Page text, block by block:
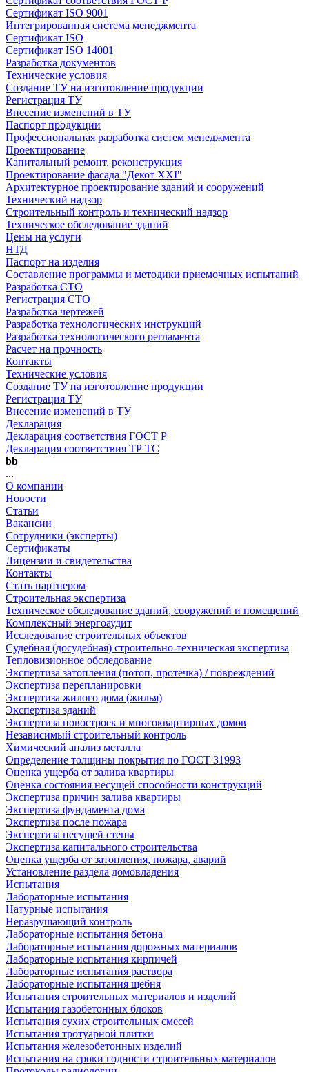
Сертификат ISO 9001
Интегрированная система менеджмента
Сертификат ISO
Сертификат ISO 14001
Разработка документов
Технические условия
Создание ТУ на изготовление продукции
Регистрация ТУ
Внесение изменений в ТУ
Паспорт продукции
Профессиональная разработка систем менеджмента
Проектирование
Капитальный ремонт, реконструкция
Проектирование фасада "Декот XXI"
Архитектурное проектирование зданий и сооружений
Технический надзор
Строительный контроль и технический надзор
Техническое обследование зданий
Цены на услуги
НТД
Паспорт на изделия
Составление программы и методики приемочных испытаний
Разработка СТО
Регистрация СТО
Разработка чертежей
Разработка технологических инструкций
Разработка технологического регламента
Расчет на прочность
Контакты
Технические условия
Создание ТУ на изготовление продукции
Регистрация ТУ
Внесение изменений в ТУ
Декларация
Декларация соответствия ГОСТ Р
Декларация соответствия ТР ТС
bb
...
О компании
Новости
Статьи
Вакансии
Сотрудники (эксперты)
Сертификаты
Лицензии и свидетельства
Контакты
Стать партнером
Строительная экспертиза
Техническое обследование зданий, сооружений и помещений
Комплексный энергоаудит
Исследование строительных объектов
Судебная (досудебная) строительно-техническая экспертиза
Тепловизионное обследование
Экспертиза затопления (потоп, протечка) / повреждений
Экспертиза перепланировки
Экспертиза жилого дома (жилья)
Экспертиза зданий
Экспертиза новостроек и многоквартирных домов
Независимый строительный контроль
Химический анализ металла
Определение толщины покрытия по ГОСТ 31993
Оценка ущерба от залива квартиры
Оценка состояния несущей способности конструкций
Экспертиза причин залива квартиры
Экспертиза фундамента дома
Экспертиза после пожара
Экспертиза несущей стены
Экспертиза капитального строительства
Оценка ущерба от затопления, пожара, аварий
Установление раздела домовладения
Испытания
Лабораторные испытания
Натурные испытания
Неразрушающий контроль
Лабораторные испытания бетона
Лабораторные испытания дорожных материалов
Лабораторные испытания кирпичей
Лабораторные испытания раствора
Лабораторные испытания щебня
Испытания строительных материалов и изделий
Испытания газобетонных блоков
Испытания сухих строительных смесей
Испытания тротуарной плитки
Испытания железобетонных изделий
Испытания на сроки годности строительных материалов